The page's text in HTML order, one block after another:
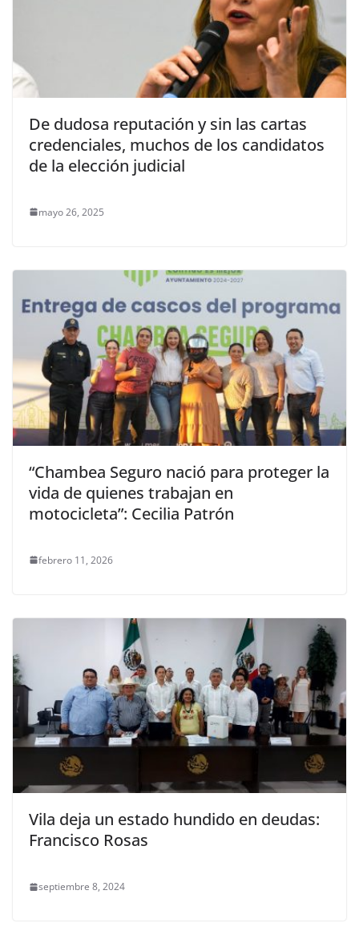
De dudosa reputación y sin las cartas
credenciales, muchos de los candidatos
de la elección judicial
mayo 26, 2025
“Chambea Seguro nació para proteger la
vida de quienes trabajan en
motocicleta”: Cecilia Patrón
febrero 11, 2026
Vila deja un estado hundido en deudas:
Francisco Rosas
septiembre 8, 2024